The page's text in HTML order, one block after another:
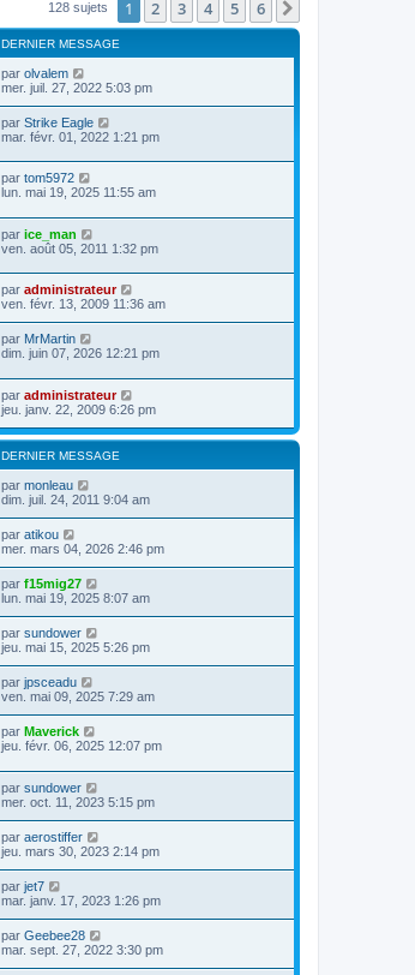
128 sujets 1 2 3 4 5 6
DERNIER MESSAGE
par olvalem
mer. juil. 27, 2022 5:03 pm
par Strike Eagle
mar. févr. 01, 2022 1:21 pm
par tom5972
lun. mai 19, 2025 11:55 am
par ice_man
ven. août 05, 2011 1:32 pm
par administrateur
ven. févr. 13, 2009 11:36 am
par MrMartin
dim. juin 07, 2026 12:21 pm
par administrateur
jeu. janv. 22, 2009 6:26 pm
DERNIER MESSAGE
par monleau
dim. juil. 24, 2011 9:04 am
par atikou
mer. mars 04, 2026 2:46 pm
par f15mig27
lun. mai 19, 2025 8:07 am
par sundower
jeu. mai 15, 2025 5:26 pm
par jpsceadu
ven. mai 09, 2025 7:29 am
par Maverick
jeu. févr. 06, 2025 12:07 pm
par sundower
mer. oct. 11, 2023 5:15 pm
par aerostiffer
jeu. mars 30, 2023 2:14 pm
par jet7
mar. janv. 17, 2023 1:26 pm
par Geebee28
mar. sept. 27, 2022 3:30 pm